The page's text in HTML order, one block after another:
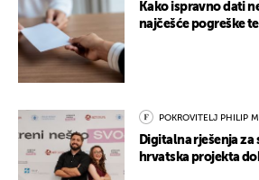
Kako ispravno dati
najčešće pogreške
POKROVITELJ PHILIP
Digitalna rješenja
hrvatska projekta